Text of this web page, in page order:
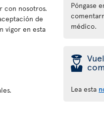
con nosotros.
de
vigor en esta
Póngase
médico.
þ
Lea esta